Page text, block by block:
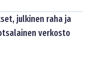
julkinen raha ja
verkosto